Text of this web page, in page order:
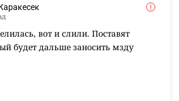
вот и слили. Поставят
будет дальше заносить мзду